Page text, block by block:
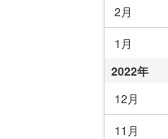
2月
1月
2022年
12月
11月